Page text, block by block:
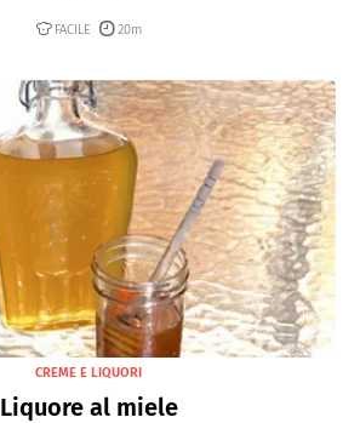
FACILE 20m
CREME E LIQUORI
Liquore al miele